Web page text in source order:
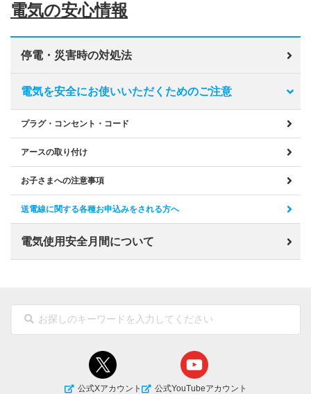
電気の安心情報
停電・災害時の対処法
電気を安全にお使いいただくためのご注意
プラグ・コンセント・コード
アースの取り付け
お子さまへの注意事項
送電線に関する各種お申込みをされる方へ
電気使用安全月間について
公式Xアカウント 公式YouTubeアカウント